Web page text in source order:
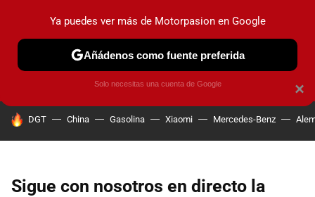
PRUEBAS COCHES ELÉCTRICOS OBSERVATORIO
HOY SE HABLA DE
DGT China Gasolina Xiaomi Mercedes-Benz
Sigue con nosotros en directo la
×
Ya puedes ver más de Motorpasion en Google
Añádenos como fuente preferida
Solo necesitas una cuenta de Google